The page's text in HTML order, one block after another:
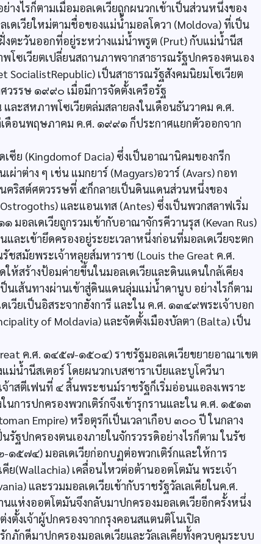
งไรก็ตามเมื่อมอลเดเวียถูกผนวกเข้าเป็นส่วนหนึ่งของ
ดเวียใหม่ตามชื่อของแม่น้ำมอลโดวา (Moldova) ที่เป็น
งตะวันออกที่อยู่ระหว่างแม่น้ำพรูต (Prut) กับแม่น้ำนีส
โซเวียตเปลี่ยนสถานภาพจากสาธารณรัฐปกครองตนเอง
SocialistRepublic) เป็นสาธารณรัฐสังคมนิยมโซเวียต
วรรษ ๑๙๙๐ เมื่อมีการจัดตั้งเครือรัฐ
ละสหภาพโซเวียตล่มสลายลงในเดือนธันวาคม ค.ศ.
ดือนพฤษภาคม ค.ศ. ๑๙๙๑ ก็ประกาศแยกตัวออกจาก
ย (Kingdomof Dacia) ซึ่งเป็นอาณานิคมของกรีก
าต่าง ๆ เช่น แมกยาร์ (Magyars)อวาร์ (Avars) กอท
คริสต์ศตวรรษที่ ๕ก็กลายเป็นดินแดนส่วนหนึ่งของ
และแอนเทส (Antes) ซึ่งเป็นพวกสลาฟเริ่ม
มอลเดเวียถูกรวมเข้ากับอาณาจักรคีวานรุส (Kevan Rus)
ละเข้ายึดครองอยู่ระยะเวลาหนึ่งก่อนที่มอลเดเวียจะตก
ชสมัยพระเจ้าหลุยส์มหาราช (Louis the Great ค.ศ.
สร้างป้อมค่ายขึ้นในมอลเดเวียและดินแดนใกล้เคียง
นเส้นทางผ่านเข้าสู่ดินแดนลุ่มแม่น้ำดานูบ อย่างไรก็ตาม
วียเป็นอิสระจากฮังการี และใน ค.ศ. ๑๓๔๙พระเจ้าบอก
of Moldavia) และจัดตั้งเมืองบัลตา (Balta) เป็น
ค.ศ. ๑๔๕๗-๑๕๐๔) ราชรัฐมอลเดเวียขยายอาณาเขต
ม่น้ำนีสเตอร์ โดยผนวกเบสซาราเบียและบูโควีนา
าสตีเฟนที่ ๔ สิ้นพระชนม์ราชรัฐก็เริ่มอ่อนแอลงเพราะ
การปกครองพวกเติร์กจึงเข้ารุกรานและใน ค.ศ. ๑๕๑๓
Empire) หรือตุรกีเป็นเวลาเกือบ ๓๐๐ ปี ในกลาง
ฐปกครองตนเองภายในจักรวรรดิอย่างไรก็ตาม ในรัช
๑๕๗๔) มอลเดเวียก่อกบฏต่อพวกเติร์กและให้การ
ย(Wallachia) เคลื่อนไหวต่อต้านออตโตมัน พระเจ้า
และรวมมอลเดเวียเข้ากับราชรัฐวัลเลเคียในค.ศ.
ห่งออตโตมันจึงกลับมาปกครองมอลเดเวียอีกครั้งหนึ่ง
ตั้งเจ้าผู้ปกครองจากกรุงคอนสแตนติโนเปิล
ภักดีมาปกครองมอลเดเวียและวัลเลเคียทั้งควบคุมระบบ